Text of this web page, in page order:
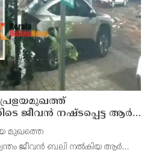
ജീവൻ നഷ്ടപ്പെട്ട ആർ.
അനാദരവ്
മുഖത്തെ
ജീവൻ ബലി നൽകിയ ആർ